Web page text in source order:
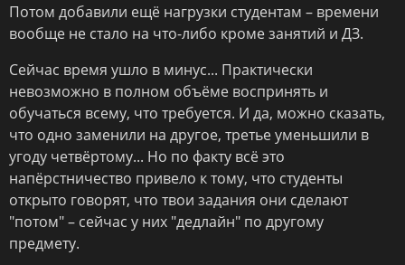
Потом добавили ещё нагрузки студентам – времени
вообще не стало на что-либо кроме занятий и ДЗ.
Сейчас время ушло в минус... Практически
невозможно в полном объёме воспринять и
обучаться всему, что требуется. И да, можно сказать,
что одно заменили на другое, третье уменьшили в
угоду четвёртому... Но по факту всё это
напёрстничество привело к тому, что студенты
открыто говорят, что твои задания они сделают
"потом" – сейчас у них "дедлайн" по другому
предмету.